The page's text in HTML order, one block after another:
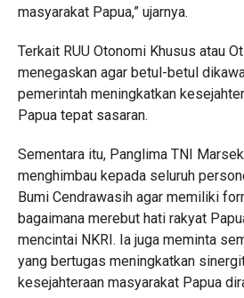
masyarakat Papua,” ujarnya.
Terkait RUU Otonomi Khusus atau
menegaskan agar betul-betul
pemerintah meningkatkan
Papua tepat sasaran.
Sementara itu, Panglima TNI
menghimbau kepada seluruh
Bumi Cendrawasih agar memiliki
bagaimana merebut hati rakyat
mencintai NKRI. Ia juga meminta
yang bertugas meningkatkan
kesejahteraan masyarakat Papua